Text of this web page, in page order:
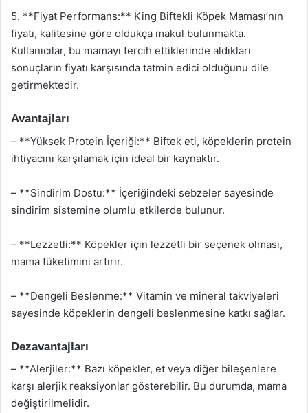
5. **Fiyat Performans:** King Biftekli Köpek Maması’nın
fiyatı, kalitesine göre oldukça makul bulunmakta.
Kullanıcılar, bu mamayı tercih ettiklerinde aldıkları
sonuçların fiyatı karşısında tatmin edici olduğunu dile
getirmektedir.
Avantajları
– **Yüksek Protein İçeriği:** Biftek eti, köpeklerin protein
ihtiyacını karşılamak için ideal bir kaynaktır.
– **Sindirim Dostu:** İçeriğindeki sebzeler sayesinde
sindirim sistemine olumlu etkilerde bulunur.
– **Lezzetli:** Köpekler için lezzetli bir seçenek olması,
mama tüketimini artırır.
– **Dengeli Beslenme:** Vitamin ve mineral takviyeleri
sayesinde köpeklerin dengeli beslenmesine katkı sağlar.
Dezavantajları
– **Alerjiler:** Bazı köpekler, et veya diğer bileşenlere
karşı alerjik reaksiyonlar gösterebilir. Bu durumda, mama
değiştirilmelidir.